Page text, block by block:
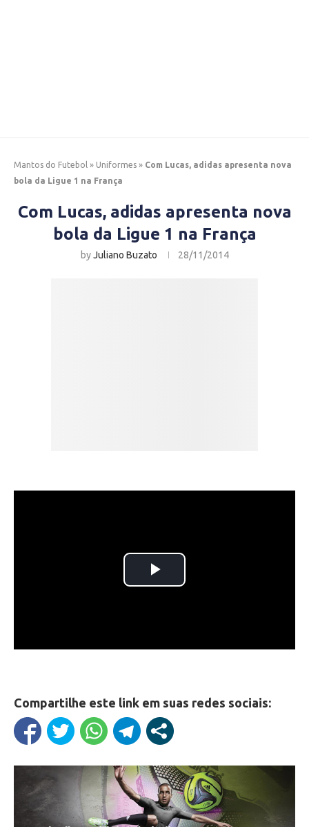
Mantos do Futebol » Uniformes » Com Lucas, adidas apresenta nova
bola da Ligue 1 na França
Com Lucas, adidas apresenta nova
bola da Ligue 1 na França
byJuliano Buzato 28/11/2014
Compartilhe este link em suas redes sociais: